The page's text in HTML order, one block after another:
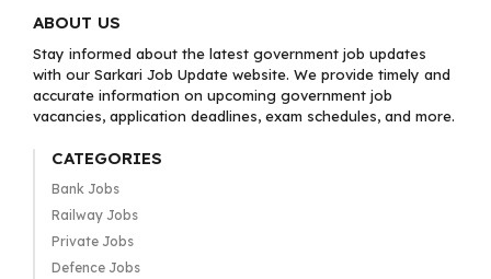
ABOUT US
Stay informed about the latest government job updates
with our Sarkari Job Update website. We provide timely and
accurate information on upcoming government job
vacancies, application deadlines, exam schedules, and more.
CATEGORIES
Bank Jobs
Railway Jobs
Private Jobs
Defence Jobs